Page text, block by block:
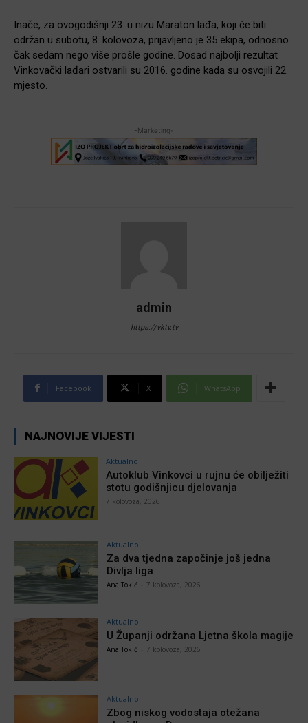
Inače, za ovogodišnji 23. u nizu Maraton lađa, koji će biti
održan u subotu, 8. kolovoza, prijavljeno je 35 ekipa, odnosno
čak sedam nego više prošle godine. Dosad najbolji rezultat
Vinkovački lađari ostvarili su 2016. godine kada su osvojili 22.
mjesto.
-Marketing-
admin
https://vktv.tv
Facebook X WhatsApp
NAJNOVIJE VIJESTI
Aktualno
Autoklub Vinkovci u rujnu će obilježiti
stotu godišnjicu djelovanja
7 kolovoza, 2026
Aktualno
Za dva tjedna započinje još jedna
Divlja liga
Ana Tokić 7 kolovoza, 2026
Aktualno
U Županji održana Ljetna škola magije
Ana Tokić 7 kolovoza, 2026
Aktualno
Zbog niskog vodostaja otežana